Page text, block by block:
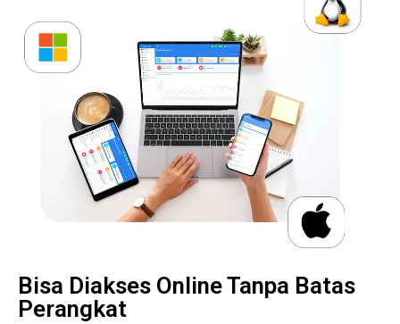
Bisa Diakses Online Tanpa Batas
Perangkat